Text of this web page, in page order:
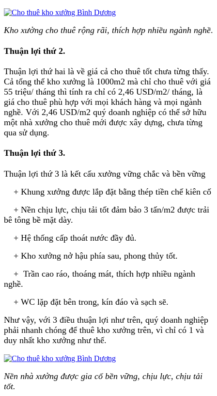
Kho xưởng cho thuê rộng rãi, thích hợp nhiều ngành nghề.
Thuận lợi thứ 2.
Thuận lợi thứ hai là về giá cả cho thuê tốt chưa từng thấy.
Cả tổng thể kho xưởng là 1000m2 mà chỉ cho thuê với giá
55 triệu/ tháng thì tính ra chỉ có 2,46 USD/m2/ tháng, là
giá cho thuê phù hợp với mọi khách hàng và mọi ngành
nghề. Với 2,46 USD/m2 quý doanh nghiệp có thể sở hữu
một nhà xưởng cho thuê mới được xây dựng, chưa từng
qua sử dụng.
Thuận lợi thứ 3.
Thuận lợi thứ 3 là kết cấu xưởng vững chắc và bền vững
+ Khung xưởng được lắp đặt bằng thép tiền chế kiên cố
+ Nền chịu lực, chịu tải tốt đảm bảo 3 tấn/m2 được trải
bê tông bề mặt dày.
+ Hệ thống cấp thoát nước đầy đủ.
+ Kho xưởng nở hậu phía sau, phong thủy tốt.
+ Trần cao ráo, thoáng mát, thích hợp nhiều ngành
nghề.
+ WC lặp đặt bên trong, kín đáo và sạch sẽ.
Như vậy, với 3 điều thuận lợi như trên, quý doanh nghiệp
phải nhanh chóng để thuê kho xưởng trên, vì chỉ có 1 và
duy nhất kho xưởng như thế.
Nền nhà xưởng được gia cố bền vững, chịu lực, chịu tải
tốt.